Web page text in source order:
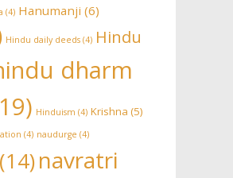
(4) Hanumanji (6)
Hindu daily deeds (4) Hindu
dharm
Hinduism (4) Krishna (5)
(4) naudurge (4)
(14)navratri